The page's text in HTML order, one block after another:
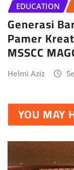
EDUCATION
Generasi
Pamer
MSSCC
Helmi Aziz
YOU MAY